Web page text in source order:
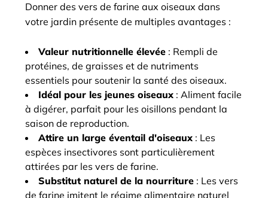
Donner des vers de farine aux oiseaux dans
votre jardin présente de multiples avantages :
Valeur nutritionnelle élevée : Rempli de
protéines, de graisses et de nutriments
essentiels pour soutenir la santé des oiseaux.
Idéal pour les jeunes oiseaux : Aliment facile
à digérer, parfait pour les oisillons pendant la
saison de reproduction.
Attire un large éventail d'oiseaux : Les
espèces insectivores sont particulièrement
attirées par les vers de farine.
Substitut naturel de la nourriture : Les vers
de farine imitent le régime alimentaire naturel